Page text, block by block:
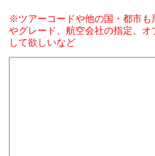
※ツアーコードや他の国・都市も
やグレード、航空会社の指定、
して欲しいなど